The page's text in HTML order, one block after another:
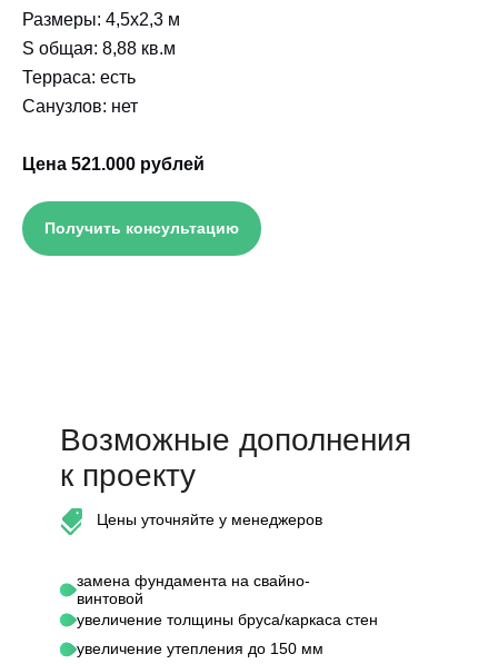
Размеры: 4,5х2,3 м
S общая: 8,88 кв.м
Терраса: есть
Санузлов: нет
Цена 521.000 рублей
Получить консультацию
Возможные дополнения
к проекту
Цены уточняйте у менеджеров
замена фундамента на свайно-
винтовой
увеличение толщины бруса/каркаса стен
увеличение утепления до 150 мм